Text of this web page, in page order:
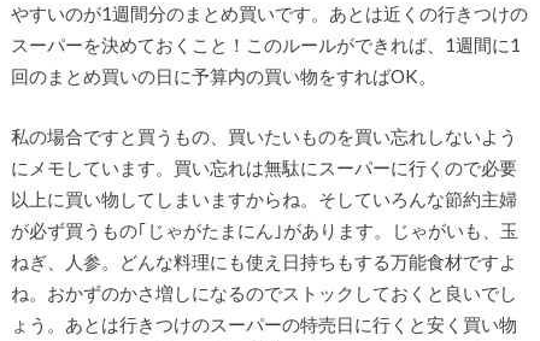
やすいのが1週間分のまとめ買いです。あとは近くの行きつけの
スーパーを決めておくこと！このルールができれば、1週間に1
回のまとめ買いの日に予算内の買い物をすればOK。
私の場合ですと買うもの、買いたいものを買い忘れしないよう
にメモしています。買い忘れは無駄にスーパーに行くので必要
以上に買い物してしまいますからね。そしていろんな節約主婦
が必ず買うもの｢じゃがたまにん｣があります。じゃがいも、玉
ねぎ、人参。どんな料理にも使え日持ちもする万能食材ですよ
ね。おかずのかさ増しになるのでストックしておくと良いでし
ょう。あとは行きつけのスーパーの特売日に行くと安く買い物